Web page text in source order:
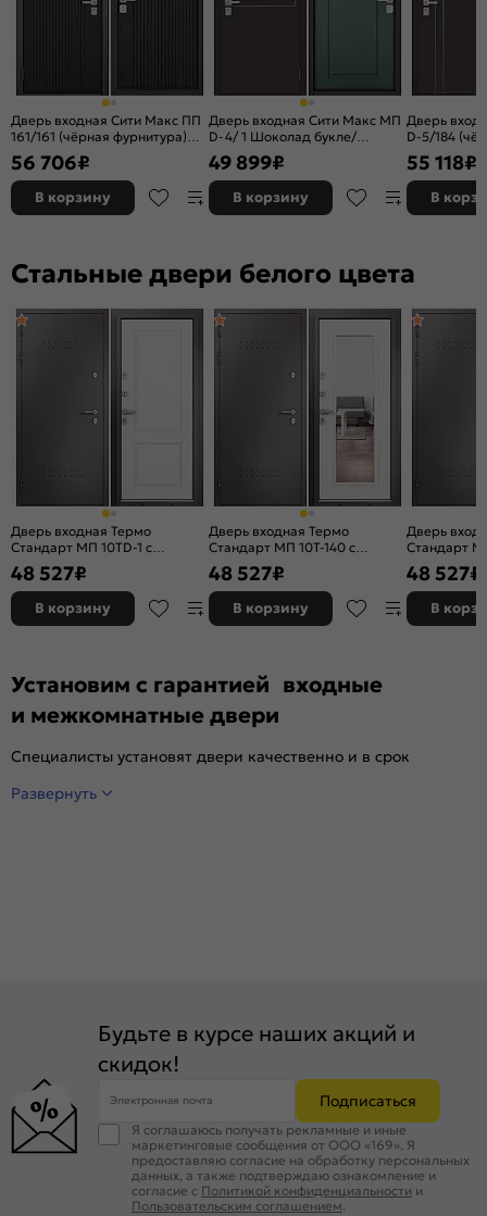
Цвет:
Букле шоколад/Эмаль молоко
Качество:
ГОСТ 31173-2016
Вес, кг:
109
Дверь входная Сити Макс ПП
161/161 (чёрная фурнитура)
Матовый черный/Матовый
черный, 2 замка, с ночной
задвижкой
56 706₽
В корзину
Дверь входная Сити Макс МП
D-4/ 1 Шоколад букле/
Авокадо, 2 замка, с ночной
задвижкой
49 899₽
В корзину
Дверь
D-5/184
Чёрный
Оскуро, 2
задвижкой
55 118₽
В
Стальные двери белого цвета
Дверь входная Термо
Стандарт МП 10TD-1 с
терморазрывом Шоколад
букле/Белый ларче, 2 замка, с
ночной задвижкой
48 527₽
В корзину
Дверь входная Термо
Стандарт МП 10T-140 с
терморазрывом Шоколад
букле/Белый ларче, 2 замка, с
ночной задвижкой
48 527₽
В корзину
Дверь
Стандарт
букле/
ночной
48 527₽
В
Установим с гарантией входные
и межкомнатные двери
Специалисты установят двери качественно и в срок
Развернуть
Будьте в курсе наших акций и
скидок!
Электронная почта Подписаться
Я соглашаюсь получать рекламные и иные
маркетинговые сообщения от ООО «169». Я
предоставляю согласие на обработку персональных
данных, а также подтверждаю ознакомление и
согласие с Политикой конфиденциальности и
Пользовательским соглашением.